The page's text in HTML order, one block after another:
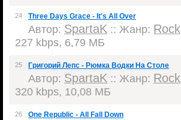
24 Three Days Grace - It's All Over
Автор: SpartaK :: Жанр: Rock
227 kbps, 6,79 МБ
25 Григорий Лепс - Рюмка Водки На Столе
Автор: SpartaK :: Жанр: Rock
320 kbps, 10,08 МБ
26 One Republic - All Fall Down